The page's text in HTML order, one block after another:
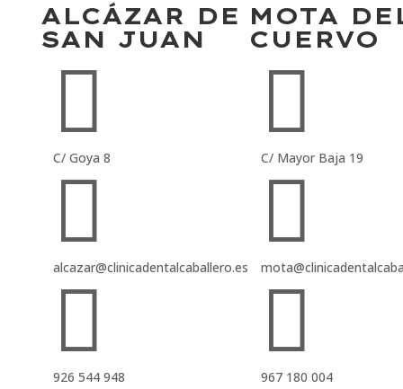
ALCÁZAR DE
SAN JUAN

C/ Goya 8

alcazar@clinicadentalcaballero.es

926 544 948
MOTA
CUERVO

C/ Mayor Baja 19


967 180 004